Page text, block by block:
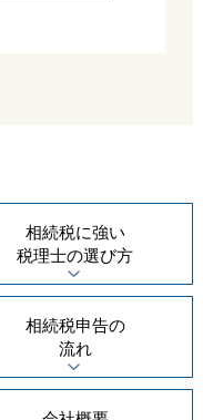
相続税に強い
税理士の選び方
相続税申告の
流れ